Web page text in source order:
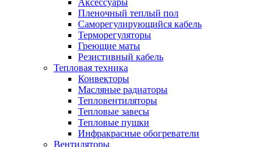
Пленочный теплый пол
Саморегулирующийся кабель
Терморегуляторы
Греющие маты
Резистивный кабель
Тепловая техника
Конвекторы
Масляные радиаторы
Тепловентиляторы
Тепловые завесы
Тепловые пушки
Инфракрасные обогреватели
Вентиляторы